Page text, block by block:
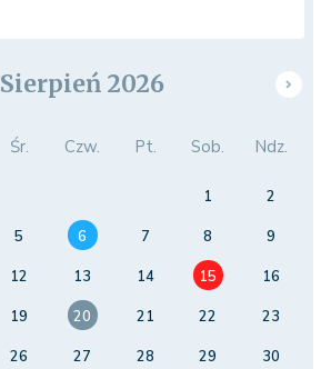
Sierpień 2026
Śr. Czw. Pt. Sob. Ndz.
1
2
5 6 7 8
9
12 13 14 15
16
19 20 21 22
23
26 27 28 29 30